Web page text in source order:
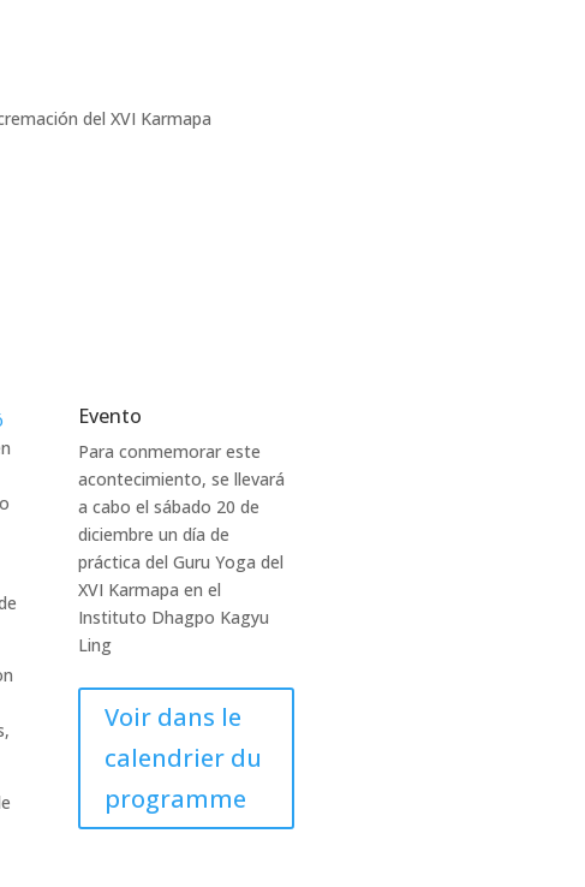
del XVI Karmapa
Evento
Para conmemorar este
acontecimiento, se llevará
a cabo el sábado 20 de
diciembre un día de
práctica del Guru Yoga del
XVI Karmapa en el
Instituto Dhagpo Kagyu
Ling
Voir dans le
calendrier du
programme